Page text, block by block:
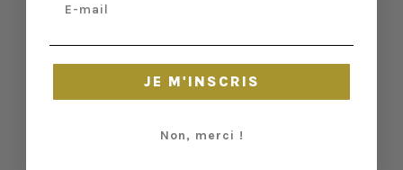
Nos pièces sont sélectionnées pour leur bon
et certaines traces du temps peuvent nous
JE M'INSCRIS
Non, merci !